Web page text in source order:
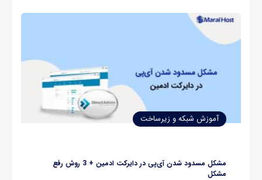
آموزش شبکه و زیرساخت
مشکل مسدود شدن آی‌پی در دایرکت ادمین + 3 روش رفع
مشکل